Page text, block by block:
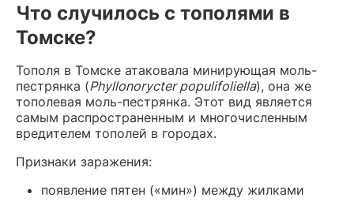
Что случилось с тополями в
Томске?
Тополя в Томске атаковала минирующая моль-
пестрянка (Phyllonorycter populifoliella), она же
тополевая моль-пестрянка. Этот вид является
самым распространенным и многочисленным
вредителем тополей в городах.
Признаки заражения:
появление пятен («мин») между жилками